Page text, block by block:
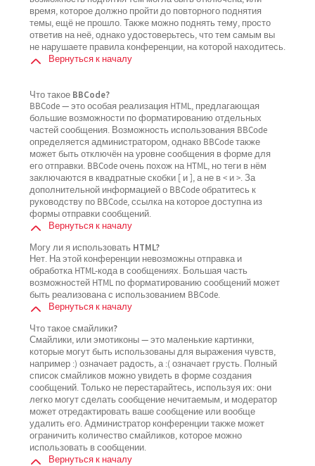
время, которое должно пройти до повторного поднятия
темы, ещё не прошло. Также можно поднять тему, просто
ответив на неё, однако удостоверьтесь, что тем самым вы
не нарушаете правила конференции, на которой находитесь.
Вернуться к началу
Что такое BBCode?
BBCode — это особая реализация HTML, предлагающая
большие возможности по форматированию отдельных
частей сообщения. Возможность использования BBCode
определяется администратором, однако BBCode также
может быть отключён на уровне сообщения в форме для
его отправки. BBCode очень похож на HTML, но теги в нём
заключаются в квадратные скобки [ и ], а не в < и >. За
дополнительной информацией о BBCode обратитесь к
руководству по BBCode, ссылка на которое доступна из
формы отправки сообщений.
Вернуться к началу
Могу ли я использовать HTML?
Нет. На этой конференции невозможны отправка и
обработка HTML-кода в сообщениях. Большая часть
возможностей HTML по форматированию сообщений может
быть реализована с использованием BBCode.
Вернуться к началу
Что такое смайлики?
Смайлики, или эмотиконы — это маленькие картинки,
которые могут быть использованы для выражения чувств,
например :) означает радость, а :( означает грусть. Полный
список смайликов можно увидеть в форме создания
сообщений. Только не перестарайтесь, используя их: они
легко могут сделать сообщение нечитаемым, и модератор
может отредактировать ваше сообщение или вообще
удалить его. Администратор конференции также может
ограничить количество смайликов, которое можно
использовать в сообщении.
Вернуться к началу